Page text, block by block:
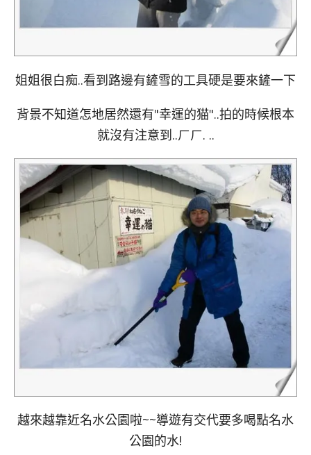
姐姐很白痴..看到路邊有鏟雪的工具硬是要來鏟一下
背景不知道怎地居然還有"幸運的猫"..拍的時候根本
就沒有注意到..ㄏㄏ. ..
越來越靠近名水公園啦~~導遊有交代要多喝點名水
公園的水!